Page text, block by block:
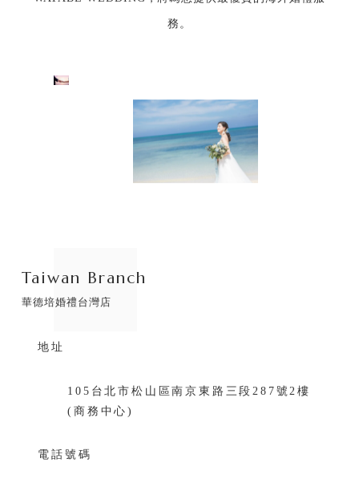
務。
Taiwan Branch
華德培婚禮台灣店
地址
105台北市松山區南京東路三段287號2樓
(商務中心)
電話號碼